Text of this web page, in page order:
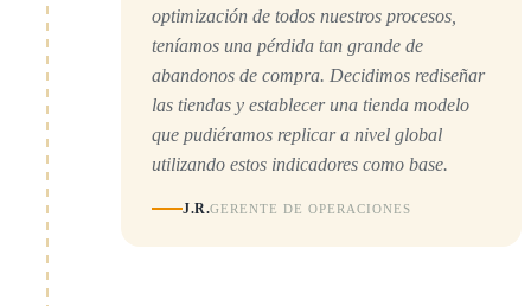
optimización de todos nuestros procesos,
teníamos una pérdida tan grande de
abandonos de compra. Decidimos rediseñar
las tiendas y establecer una tienda modelo
que pudiéramos replicar a nivel global
utilizando estos indicadores como base.
J.R.GERENTE DE OPERACIONES